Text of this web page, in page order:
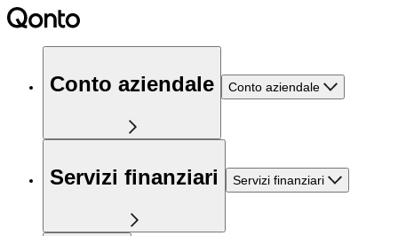
Conto aziendale Conto aziendale
Servizi finanziari Servizi finanziari